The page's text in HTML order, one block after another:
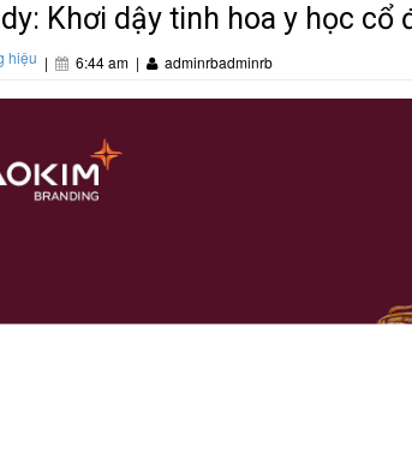
Khơi dậy tinh hoa y học cổ
hiệu | 6:44 am | adminrbadminrb